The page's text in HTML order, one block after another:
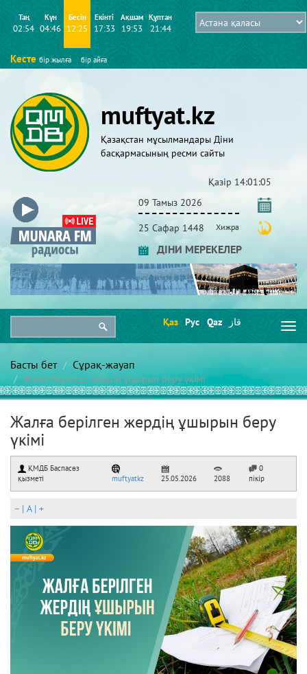
Таң
02:54
Күн
04:46
Бесін
12:25
Екінті
17:33
Ақшам
19:53
Құптан
21:44
Кесте бір жылға бір айға
muftyat.kz
Қазақстан мұсылмандары Діни
басқармасының ресми сайты
Қазір 14:01:05
09 Тамыз 2026
25 Сафар 1448 Хижра
ДІНИ МЕРЕКЕЛЕР
Қаз Рус Qaz قاز
Басты бет Сұрақ-жауап
Жалға берілген жердің ұшырын беру үкімі
Жалға берілген жердің ұшырын беру
үкімі
ҚМДБ Баспасөз
қызметі
muftyatkz 25.05.2026 2088
0
пікір
– | A| +